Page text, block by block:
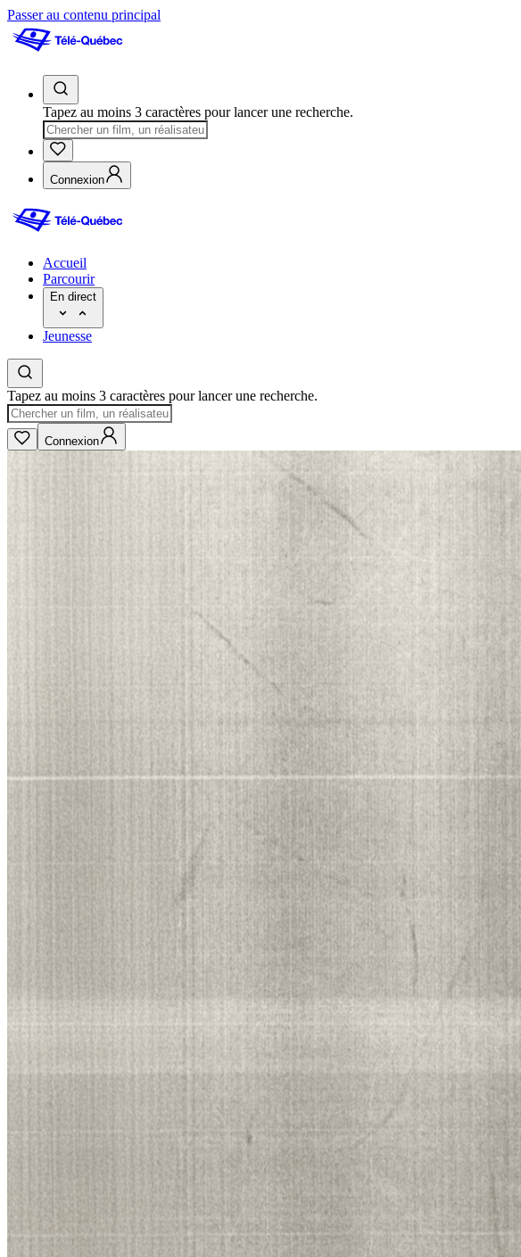
Passer au contenu principal
Tapez au moins 3 caractères pour lancer une recherche.
Connexion
Accueil
Parcourir
En direct
Jeunesse
Tapez au moins 3 caractères pour lancer une recherche.
Connexion